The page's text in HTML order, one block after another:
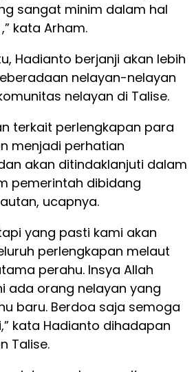
sangat minim dalam hal
kata Arham.
Hadianto berjanji akan lebih
nelayan-nelayan
nelayan di Talise.
terkait perlengkapan para
menjadi perhatian
akan ditindaklanjuti dalam
pemerintah dibidang
ucapnya.
yang pasti kami akan
perlengkapan melaut
perahu. Insya Allah
ada orang nelayan yang
baru. Berdoa saja semoga
kata Hadianto dihadapan
Talise.